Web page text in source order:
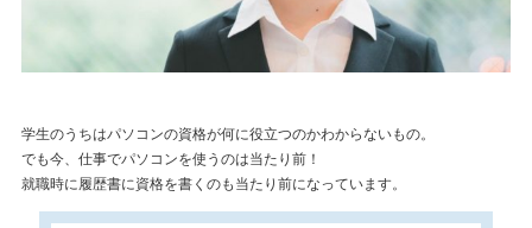
学生のうちはパソコンの資格が何に役立つのかわからないもの。
でも今、仕事でパソコンを使うのは当たり前！
就職時に履歴書に資格を書くのも当たり前になっています。